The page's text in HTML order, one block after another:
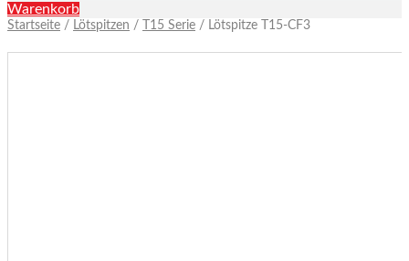
Warenkorb
Startseite / Lötspitzen / T15 Serie / Lötspitze T15-CF3